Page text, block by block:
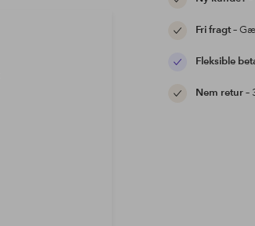
Fri fragt–
Fleksible
Nem retur–